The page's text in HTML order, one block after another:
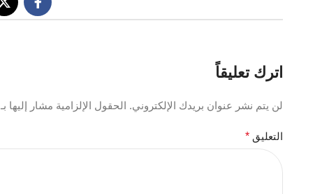
اترك تعليقاً
لن يتم نشر عنوان بريدك الإلكتروني. الحقول الإلزامية مشار إليها بـ
التعليق *